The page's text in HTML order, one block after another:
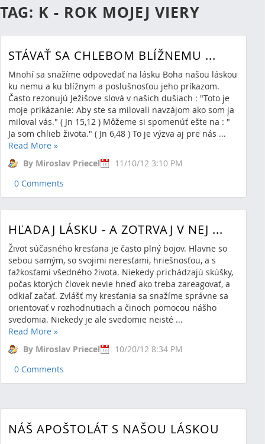
TAG: K - ROK MOJEJ VIERY
STÁVAŤ SA CHLEBOM BLÍŽNEMU ...
Mnohí sa snažíme odpovedať na lásku Boha našou láskou
ku nemu a ku blížnym a poslušnosťou jeho príkazom.
Často rezonujú Ježišove slová v našich dušiach : "Toto je
moje prikázanie: Aby ste sa milovali navzájom ako som ja
miloval vás." ( Jn 15,12 ) Môžeme si spomenúť ešte na : "
Ja som chlieb života." ( Jn 6,48 ) To je výzva aj pre nás ...
Read More »
By Miroslav Priecel
11/10/12 3:10 PM
0 Comments
HĽADAJ LÁSKU - A ZOTRVAJ V NEJ ...
Život súčasného kresťana je často plný bojov. Hlavne so
sebou samým, so svojimi neresťami, hriešnosťou, a s
ťažkosťami všedného života. Niekedy prichádzajú skúšky,
počas ktorých človek nevie hneď ako treba zareagovať, a
odkiaľ začať. Zvlášť my kresťania sa snažíme správne sa
orientovať v rozhodnutiach a činoch pomocou nášho
svedomia. Niekedy je ale svedomie neisté ...
Read More »
By Miroslav Priecel
10/20/12 8:34 PM
0 Comments
NÁŠ APOŠTOLÁT S NAŠOU LÁSKOU